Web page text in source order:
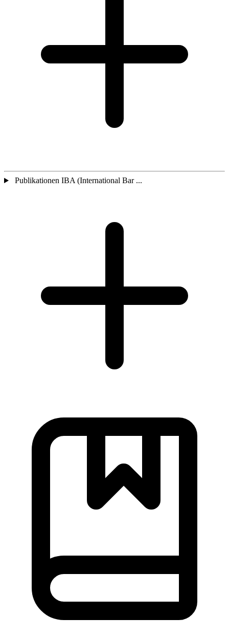
Publikationen IBA (International Bar ...